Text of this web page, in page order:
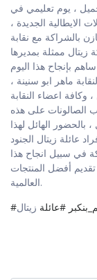
، يوم تعليمي في
الايطالية الجديدة ،
بالشراكة مع نقابة
ممثلة بمديرها
بإنجاح هذا اليوم
ماهر ابو سنينة ،
وكافة اعضاء النقابة
الصالونات على هذه
بالحضور الهائل لهذا
نشكر افراد عائلة زيتال الجنود
في سبيل انجاح هذا
أفضل المنتجات
العالمية.
#عائلة زيتال